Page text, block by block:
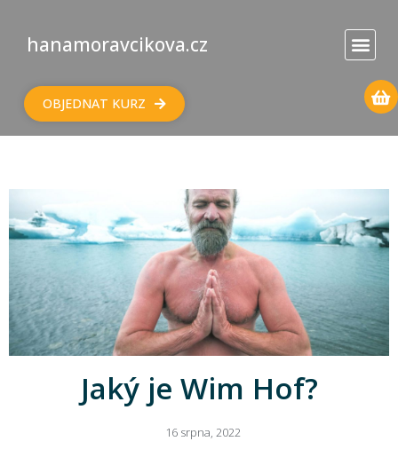
hanamoravcikova.cz
OBJEDNAT KURZ
Jaký je Wim Hof?
16 srpna, 2022